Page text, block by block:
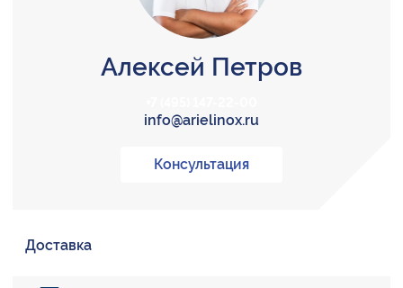
Алексей Петров
info@arielinox.ru
Консультация
Доставка